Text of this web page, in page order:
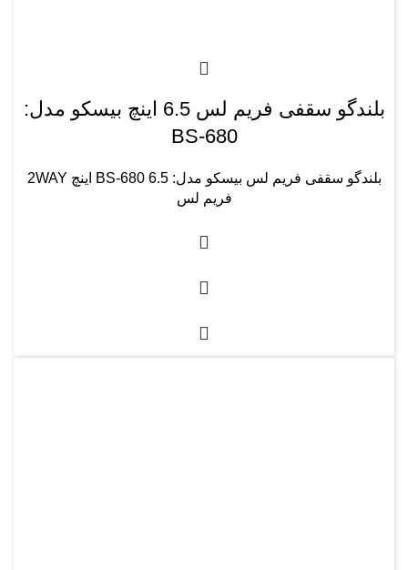
بلندگو سقفی فریم لس 6.5 اینچ بیسکو مدل:
BS-680
بلندگو سقفی فریم لس بیسکو مدل: BS-680 6.5 اینچ 2WAY
فریم لس